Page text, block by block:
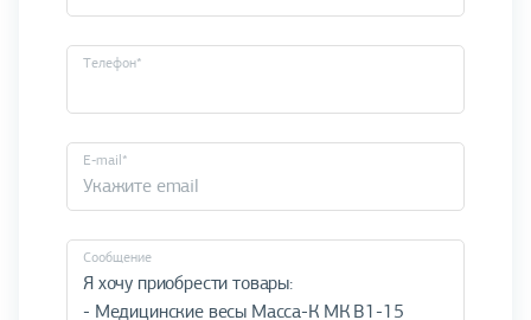
Телефон*
E-mail*
Cообщение